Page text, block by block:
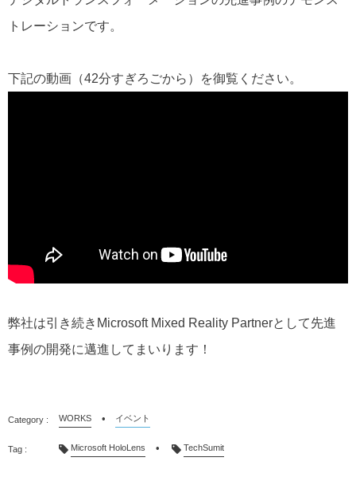
トレーションです。
下記の動画（42分すぎろごから）を御覧ください。
弊社は引き続きMicrosoft Mixed Reality Partnerとして先進
事例の開発に邁進してまいります！
WORKS イベント
Microsoft HoloLens TechSumit